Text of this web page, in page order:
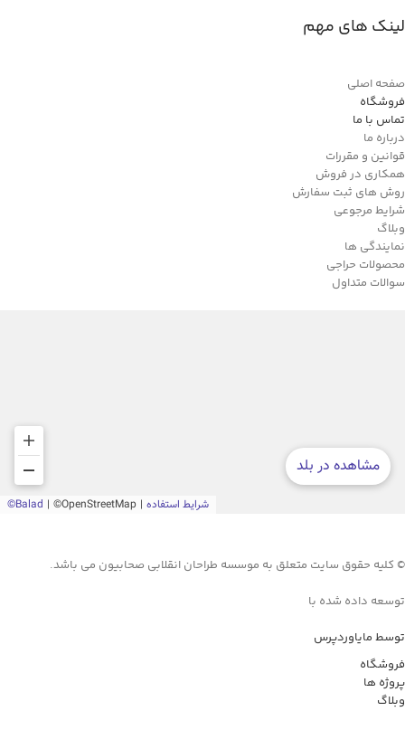
لینک های مهم
صفحه اصلی
فروشگاه
تماس با ما
درباره ما
قوانین و مقررات
همکاری در فروش
روش های ثبت سفارش
شرایط مرجوعی
وبلاگ
نمایندگی ها
محصولات حراجی
سوالات متداول
© کلیه حقوق سایت متعلق به موسسه طراحان انقلابی صحابیون می باشد.
توسعه داده شده با
توسط مایاوردپرس
فروشگاه
پروژه ها
وبلاگ